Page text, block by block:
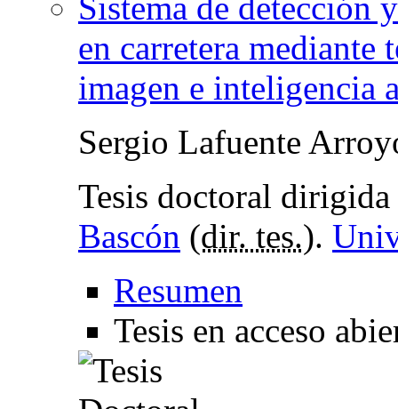
en carretera mediante
imagen e inteligencia
Sergio Lafuente
Tesis doctoral
Bascón (dir. tes.).
Resumen
Tesis en acceso